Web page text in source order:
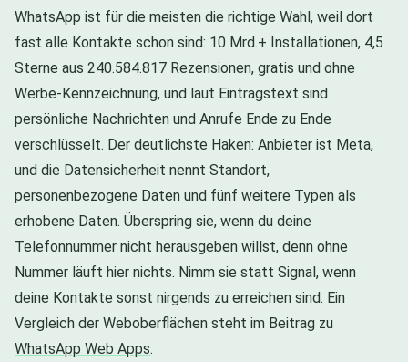
WhatsApp ist für die meisten die richtige Wahl, weil dort
fast alle Kontakte schon sind: 10 Mrd.+ Installationen, 4,5
Sterne aus 240.584.817 Rezensionen, gratis und ohne
Werbe-Kennzeichnung, und laut Eintragstext sind
persönliche Nachrichten und Anrufe Ende zu Ende
verschlüsselt. Der deutlichste Haken: Anbieter ist Meta,
und die Datensicherheit nennt Standort,
personenbezogene Daten und fünf weitere Typen als
erhobene Daten. Überspring sie, wenn du deine
Telefonnummer nicht herausgeben willst, denn ohne
Nummer läuft hier nichts. Nimm sie statt Signal, wenn
deine Kontakte sonst nirgends zu erreichen sind. Ein
Vergleich der Weboberflächen steht im Beitrag zu
WhatsApp Web Apps.